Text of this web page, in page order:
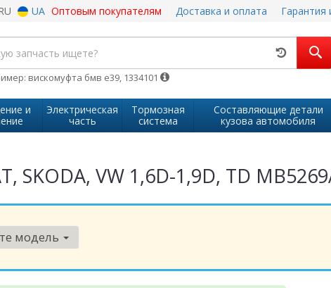
UA Оптовым покупателям Доставка и оплата Гарантия
вискомуфта бмв е39, 1334101
и
Электрическая
часть
Тормозная
система
Составляющие детали
кузова автомобиля
SKODA, VW 1,6D-1,9D, TD
модель